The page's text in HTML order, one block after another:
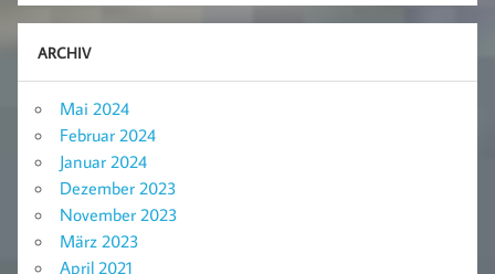
ARCHIV
Mai 2024
Februar 2024
Januar 2024
Dezember 2023
November 2023
März 2023
April 2021